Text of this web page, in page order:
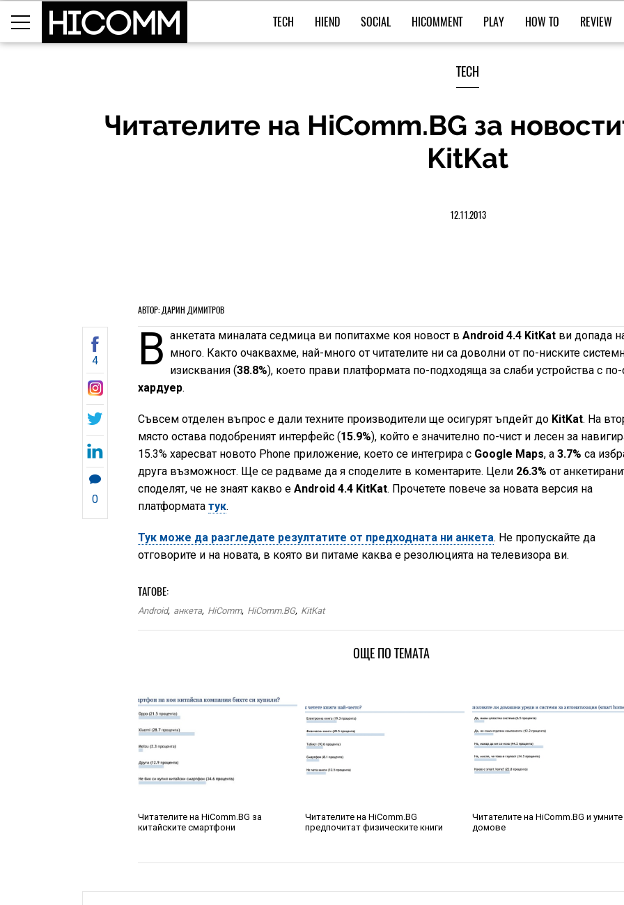
TECH HIEND SOCIAL HICOMMENT PLAY HOW TO REVIEW
TECH
Читателите на HiComm.BG за
KitKat
12.11.2013
АВТОР: ДАРИН ДИМИТРОВ
4
0
В анкетата миналата седмица ви попитахме коя новост в Android 4.4 KitKatви допада
много. Както очаквахме, най-много от читателите ни са доволни от по-ниските
изисквания (38.8%), което прави платформата по-подходяща за слаби устройства с по-
хардуер.
Съвсем отделен въпрос е дали техните производители ще осигурят ъпдейт до KitKat. На
място остава подобреният интерфейс (15.9%), който е значително по-чист и лесен за
15.3% харесват новото Phone приложение, което се интегрира с Google Maps, а3.7% са
друга възможност. Ще се радваме да я споделите в коментарите. Цели 26.3% от
споделят, че не знаят какво еAndroid 4.4 KitKat. Прочетете повече за новата версия на
платформататук.
Тук може да разгледате резултатите от предходната ни анкета. Не пропускайте да
отговорите и на новата, в която ви питаме каква е резолюцията на телевизора ви.
ТАГОВЕ:
Android, анкета, HiComm, HiComm.BG, KitKat
ОЩЕ ПО ТЕМАТА
Читателите на HiComm.BG за
китайските смартфони
Читателите на HiComm.BG
предпочитат физическите книги
Читателите на HiComm.BG и умните
домове